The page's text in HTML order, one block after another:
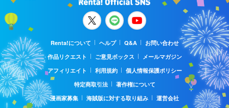
Renta!について ヘルプ Q&A
お問い合わせ
作品リクエスト
ご意見ボックス
メールマガジン
アフィリエイト
利用規約
個人情報保護ポリシー
特定商取引法
著作権について
漫画家募集
海賊版に対する取り組み 運営会社